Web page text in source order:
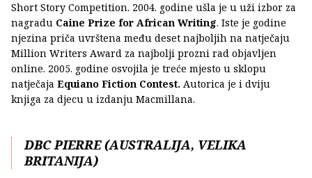
Short Story Competition. 2004. godine ušla je u uži izbor za
nagradu Caine Prize for African Writing. Iste je godine
njezina priča uvrštena među deset najboljih na natječaju
Million Writers Award za najbolji prozni rad objavljen
online. 2005. godine osvojila je treće mjesto u sklopu
natječaja Equiano Fiction Contest. Autorica je i dviju
knjiga za djecu u izdanju Macmillana.
DBC PIERRE (AUSTRALIJA, VELIKA
BRITANIJA)